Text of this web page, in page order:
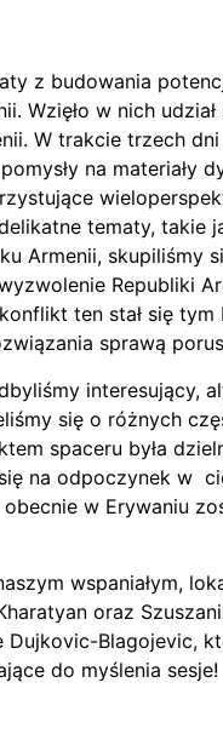
z budowania
Wzięło w nich
W trakcie trzech
na materiały
tematy, takie
Armenii, skupiliśmy
Republiki
ten stał się tym
sprawą
interesujący,
się o różnych
spaceru była
na odpoczynek w
w Erywaniu
wspaniałym,
oraz
Blagojevic,
do myślenia sesje!